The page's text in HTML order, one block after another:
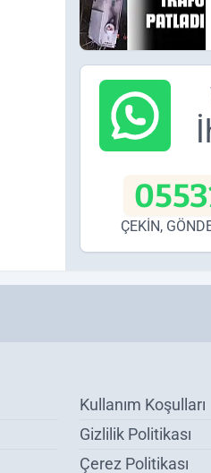
ÇEKİN,
Kullanım Koşulları
Gizlilik Politikası
Çerez Politikası